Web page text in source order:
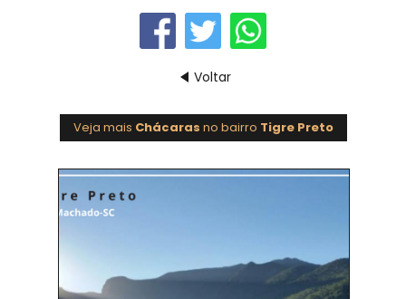
Voltar
Veja mais Chácaras no bairro Tigre Preto